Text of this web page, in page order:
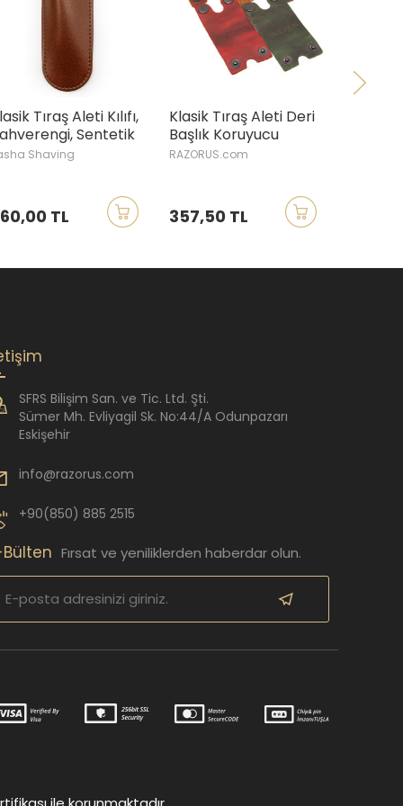
Tıraş Aleti Kılıfı,
Sentetik
Shaving
TL
Klasik Tıraş Aleti Deri
Başlık Koruyucu
RAZORUS.com
357,50 TL
SFRS Bilişim San. ve Tic. Ltd. Şti.
Sümer Mh. Evliyagil Sk. No:44/A Odunpazarı
Eskişehir
info@razorus.com
+90(850) 885 2515
Bülten Fırsat ve yeniliklerden haberdar olun.